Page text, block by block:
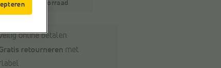
Winkelvoorraad
online betalen
retourneren met